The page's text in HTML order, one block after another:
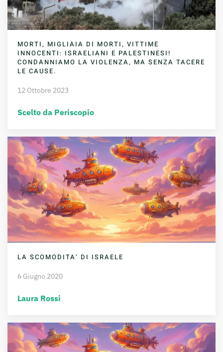
MORTI, MIGLIAIA DI MORTI, VITTIME
INNOCENTI: ISRAELIANI E PALESTINESI!
CONDANNIAMO LA VIOLENZA, MA SENZA TACERE
LE CAUSE.
12 Ottobre 2023
Scelto da Periscopio
LA SCOMODITA’ DI ISRAELE
6 Giugno 2020
Laura Rossi